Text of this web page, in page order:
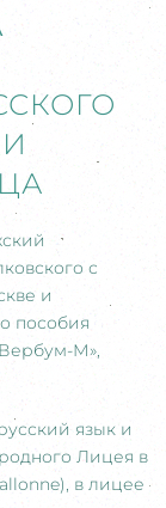
с
и
пособия
М»,
язык и
Лицея в
в лицее